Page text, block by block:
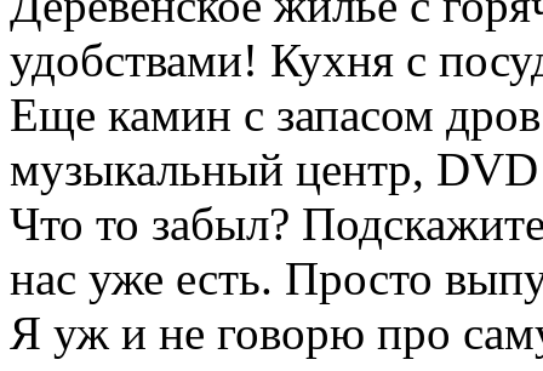
удобствами! Кухня с
Еще камин с запасом
музыкальный центр, DVD
Что то забыл?
нас уже есть. Просто
Я уж и не говорю про